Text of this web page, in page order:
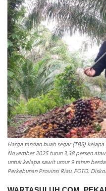
HEALTHY
Harga tandan buah segar (TBS)
November 2025 turun 3,38 persen
untuk kelapa sawit umur 9 tahun
Perkebunan Provinsi Riau. FOTO: